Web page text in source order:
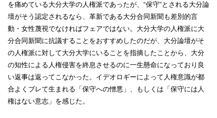
を痛めている大分大学の人権派であったが、“保守”とされる大分論
壇がそう認定されるなら、革新である大分合同新聞も差別的言
動・女性蔑視でなければフェアではない。大分大学の人権派に大
分合同新聞に抗議することをおすすめしたのだが、大分論壇がそ
の人権派に対して大分大学にいることを指摘したことから、大分
の知性による人権侵害を終息させるのに一生懸命になっており良
い返事は返ってこなかった。イデオロギーによって人権意識が都
合よくブレて生まれる「保守への憎悪」、もしくは「保守には人
権はない意志」を感じた。